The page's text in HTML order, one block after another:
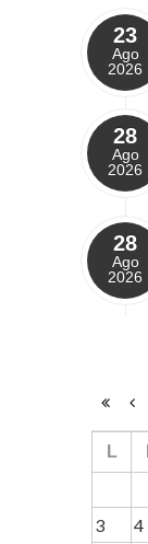
23
Ago
2026
28
Ago
2026
28
Ago
2026
L
3
4